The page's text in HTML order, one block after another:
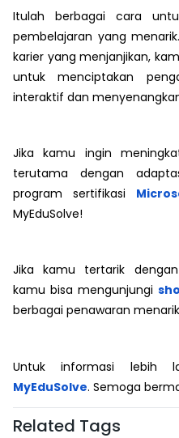
Itulah berbagai cara
pembelajaran yang
karier yang menjanjikan,
untuk menciptakan
interaktif dan
Jika kamu ingin
terutama dengan
program sertifikasi
MyEduSolve!
Jika kamu tertarik
kamu bisa mengunjungi
berbagai penawaran
Untuk informasi lebih
MyEduSolve. Semoga
Related Tags